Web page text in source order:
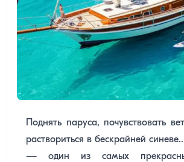
Поднять паруса, почувствовать
раствориться в бескрайней
— один из самых